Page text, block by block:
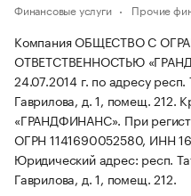
Финансовые услуги Прочие
Компания ОБЩЕСТВО С
ОТВЕТСТВЕННОСТЬЮ
24.07.2014 г. по адресу респ.
Гаврилова, д. 1, помещ. 212.
«ГРАНДФИНАНС». При
ОГРН 1141690052580, ИНН
Юридический адрес: респ.
Гаврилова, д. 1, помещ. 212.